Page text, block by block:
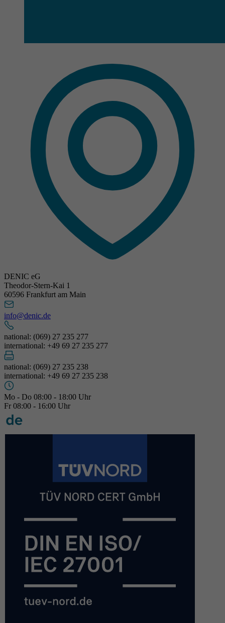
DENIC eG
Theodor-Stern-Kai 1
60596 Frankfurt am Main
info@denic.de
national: (069) 27 235 277
international: +49 69 27 235 277
national: (069) 27 235 238
international: +49 69 27 235 238
Mo - Do 08:00 - 18:00 Uhr
Fr 08:00 - 16:00 Uhr